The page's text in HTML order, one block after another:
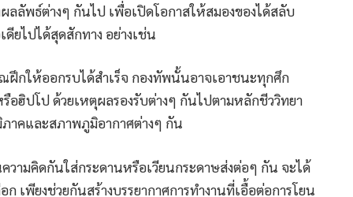
ลลัพธ์ต่างๆ กันไป เพื่อเปิดโอกาสให้สมองของได้สลับ
ยไปได้สุดสักทาง อย่างเช่น
กให้ออกรบได้สำเร็จ กองทัพนั้นอาจเอาชนะทุกศึก
อฮิปโป ด้วยเหตุผลรองรับต่างๆ กันไปตามหลักชีววิทยา
าคและสภาพภูมิอากาศต่างๆ กัน
ามคิดกันใส่กระดานหรือเวียนกระดาษส่งต่อๆ กัน จะได้
เพียงช่วยกันสร้างบรรยากาศการทำงานที่เอื้อต่อการโยน